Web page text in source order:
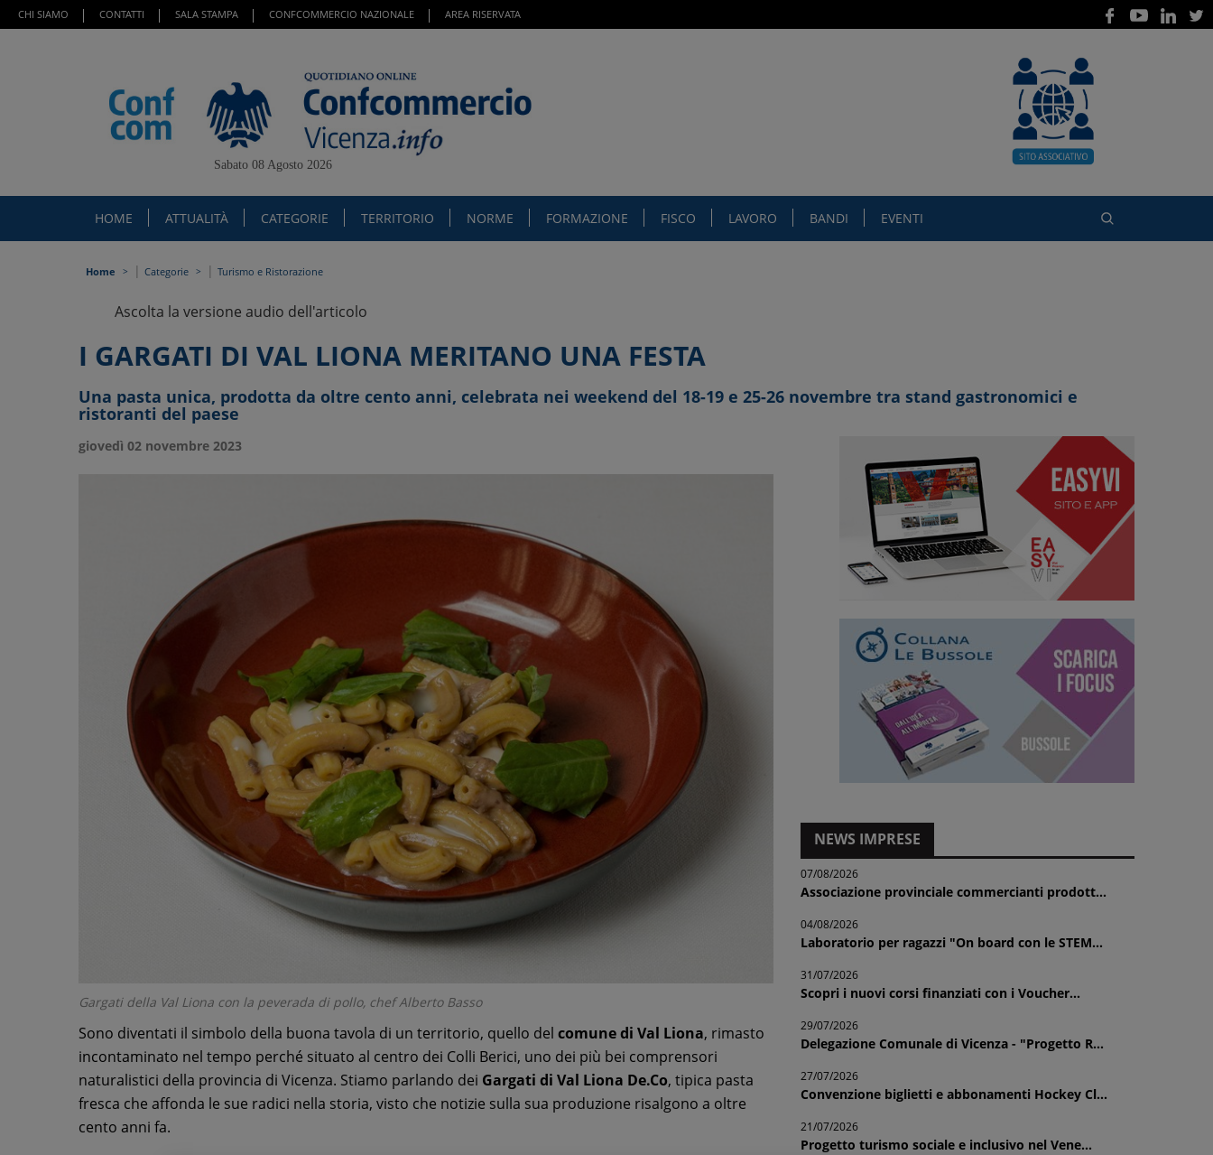
CHI SIAMO CONTATTI SALA STAMPA CONFCOMMERCIO NAZIONALE AREA RISERVATA
Sabato 08 Agosto 2026
HOME ATTUALITÀ CATEGORIE TERRITORIO NORME FORMAZIONE FISCO LAVORO BANDI EVENTI
Home | Categorie | Turismo e Ristorazione
Ascolta la versione audio dell'articolo
I GARGATI DI VAL LIONA MERITANO UNA FESTA
Una pasta unica, prodotta da oltre cento anni, celebrata nei weekend del 18-19 e 25-26 novembre tra stand gastronomici e
ristoranti del paese
giovedì 02 novembre 2023
Gargati della Val Liona con la peverada di pollo, chef Alberto Basso
Sono diventati il simbolo della buona tavola di un territorio, quello del comune di Val Liona, rimasto
incontaminato nel tempo perché situato al centro dei Colli Berici, uno dei più bei comprensori
naturalistici della provincia di Vicenza. Stiamo parlando dei Gargati di Val Liona De.Co, tipica pasta
fresca che affonda le sue radici nella storia, visto che notizie sulla sua produzione risalgono a oltre
cento anni fa.
NEWS IMPRESE
07/08/2026
Associazione provinciale commercianti prodott...
04/08/2026
Laboratorio per ragazzi "On board con le STEM...
31/07/2026
Scopri i nuovi corsi finanziati con i Voucher...
29/07/2026
Delegazione Comunale di Vicenza - "Progetto R...
27/07/2026
Convenzione biglietti e abbonamenti Hockey Cl...
21/07/2026
Progetto turismo sociale e inclusivo nel Vene...